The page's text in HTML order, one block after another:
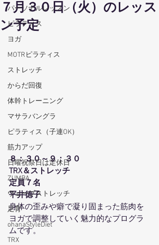
パーソナルレッスン
ピラティス
ヨガ
MOTRピラティス
ストレッチ
からだ回復
体幹トレーニング
マサラバングラ
ピラティス（子連OK）
筋力アップ
日曜祝祭日は定休日
ZUMBA
ウェーブストレッチ
足育
ohanaStyleDiet
TRX
７月３０日（火）のレッス
ン予定
８：３０～９：３０
TRX＆ストレッチ
定員７名
平井徳子
身体の歪みや癖で凝り固まった筋肉を
ヨガで調整していく魅力的なプログラ
ムです。